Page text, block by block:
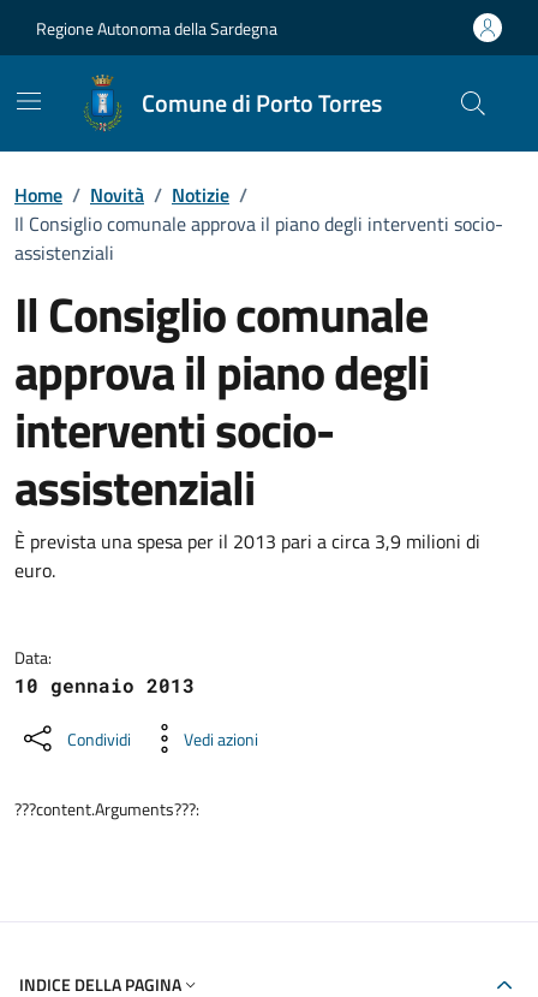
Regione Autonoma della Sardegna
Comune di Porto Torres
Home / Novità / Notizie /
Il Consiglio comunale approva il piano degli interventi socio-
assistenziali
Il Consiglio comunale
approva il piano degli
interventi socio-
assistenziali
Dettagli della notizia
È prevista una spesa per il 2013 pari a circa 3,9 milioni di
euro.
Data:
10 gennaio 2013
Condividi Vedi azioni
???content.Arguments???:
INDICE DELLA PAGINA